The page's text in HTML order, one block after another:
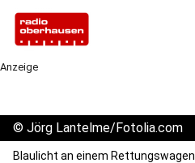
Anzeige
© Jörg Lantelme/Fotolia.com
Blaulicht an einem Rettungswagen